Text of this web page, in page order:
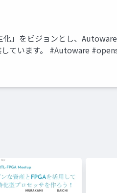
」をビジョンとし、
ています。 #Autoware